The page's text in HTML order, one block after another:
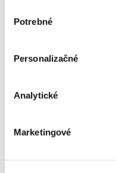
súhlasu
Potrebné
Personalizačné
Analytické
Marketingové
Sme 7-násobný